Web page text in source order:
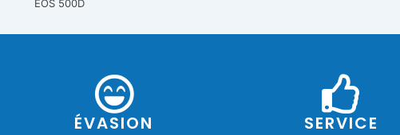
EOS 500D
ÉVASION SERVICE